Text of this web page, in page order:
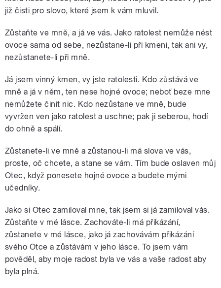
již čisti pro slovo, které jsem k vám mluvil.
Zůstaňte ve mně, a já ve vás. Jako ratolest nemůže nést
ovoce sama od sebe, nezůstane-li při kmeni, tak ani vy,
nezůstanete-li při mně.
Já jsem vinný kmen, vy jste ratolesti. Kdo zůstává ve
mně a já v něm, ten nese hojné ovoce; neboť beze mne
nemůžete činit nic. Kdo nezůstane ve mně, bude
vyvržen ven jako ratolest a uschne; pak ji seberou, hodí
do ohně a spálí.
Zůstanete-li ve mně a zůstanou-li má slova ve vás,
proste, oč chcete, a stane se vám. Tím bude oslaven můj
Otec, když ponesete hojné ovoce a budete mými
učedníky.
Jako si Otec zamiloval mne, tak jsem si já zamiloval vás.
Zůstaňte v mé lásce. Zachováte-li má přikázání,
zůstanete v mé lásce, jako já zachovávám přikázání
svého Otce a zůstávám v jeho lásce. To jsem vám
pověděl, aby moje radost byla ve vás a vaše radost aby
byla plná.